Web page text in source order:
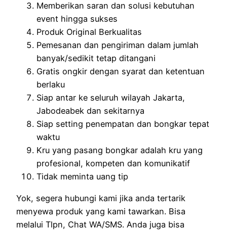
Memberikan saran dan solusi kebutuhan
event hingga sukses
Produk Original Berkualitas
Pemesanan dan pengiriman dalam jumlah
banyak/sedikit tetap ditangani
Gratis ongkir dengan syarat dan ketentuan
berlaku
Siap antar ke seluruh wilayah Jakarta,
Jabodeabek dan sekitarnya
Siap setting penempatan dan bongkar tepat
waktu
Kru yang pasang bongkar adalah kru yang
profesional, kompeten dan komunikatif
Tidak meminta uang tip
Yok, segera hubungi kami jika anda tertarik
menyewa produk yang kami tawarkan. Bisa
melalui Tlpn, Chat WA/SMS. Anda juga bisa